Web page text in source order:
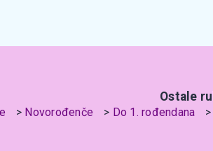
Ostale
Novorođenče Do 1. rođendana